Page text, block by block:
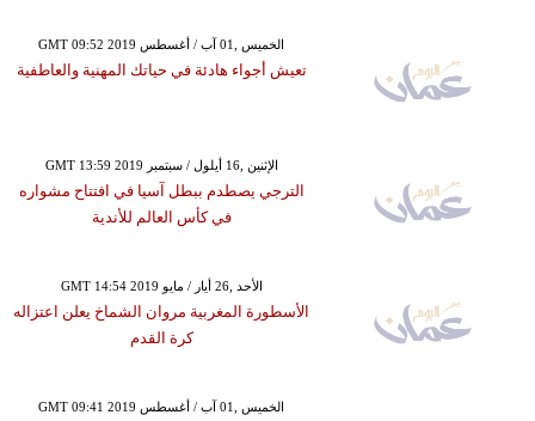
GMT 09:52 2019 الخميس ,01 آب / أغسطس
تعيش أجواء هادئة في حياتك المهنية والعاطفية
GMT 13:59 2019 الإثنين ,16 أيلول / سبتمبر
الترجي يصطدم ببطل آسيا في افتتاح مشواره
في كأس العالم للأندية
GMT 14:54 2019 الأحد ,26 أيار / مايو
الأسطورة المغربية مروان الشماخ يعلن اعتزاله
كرة القدم
GMT 09:41 2019 الخميس ,01 آب / أغسطس